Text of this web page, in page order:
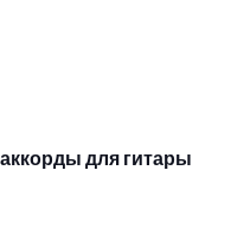
аккорды для
для гитары